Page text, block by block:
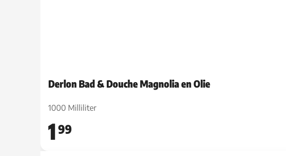
Derlon Bad & Douche Magnolia en Olie
1000 Milliliter
1 99